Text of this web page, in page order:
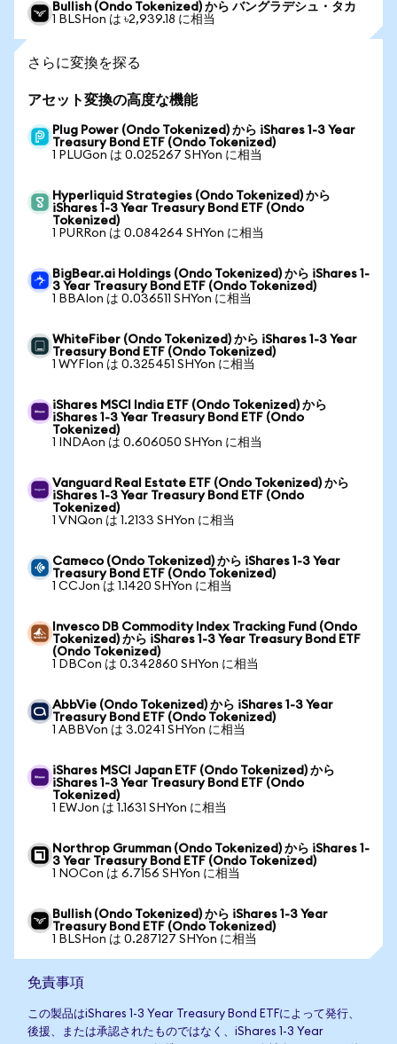
Bullish (Ondo Tokenized) から バングラデシュ・タカ
1 BLSHon は ৳2,939.18 に相当
さらに変換を探る
アセット変換の高度な機能
Plug Power (Ondo Tokenized) から iShares 1-3 Year
Treasury Bond ETF (Ondo Tokenized)
1 PLUGon は 0.025267 SHYon に相当
Hyperliquid Strategies (Ondo Tokenized) から
iShares 1-3 Year Treasury Bond ETF (Ondo
Tokenized)
1 PURRon は 0.084264 SHYon に相当
BigBear.ai Holdings (Ondo Tokenized) から iShares 1-
3 Year Treasury Bond ETF (Ondo Tokenized)
1 BBAIon は 0.036511 SHYon に相当
WhiteFiber (Ondo Tokenized) から iShares 1-3 Year
Treasury Bond ETF (Ondo Tokenized)
1 WYFIon は 0.325451 SHYon に相当
iShares MSCI India ETF (Ondo Tokenized) から
iShares 1-3 Year Treasury Bond ETF (Ondo
Tokenized)
1 INDAon は 0.606050 SHYon に相当
Vanguard Real Estate ETF (Ondo Tokenized) から
iShares 1-3 Year Treasury Bond ETF (Ondo
Tokenized)
1 VNQon は 1.2133 SHYon に相当
Cameco (Ondo Tokenized) から iShares 1-3 Year
Treasury Bond ETF (Ondo Tokenized)
1 CCJon は 1.1420 SHYon に相当
Invesco DB Commodity Index Tracking Fund (Ondo
Tokenized) から iShares 1-3 Year Treasury Bond ETF
(Ondo Tokenized)
1 DBCon は 0.342860 SHYon に相当
AbbVie (Ondo Tokenized) から iShares 1-3 Year
Treasury Bond ETF (Ondo Tokenized)
1 ABBVon は 3.0241 SHYon に相当
iShares MSCI Japan ETF (Ondo Tokenized) から
iShares 1-3 Year Treasury Bond ETF (Ondo
Tokenized)
1 EWJon は 1.1631 SHYon に相当
Northrop Grumman (Ondo Tokenized) から iShares 1-
3 Year Treasury Bond ETF (Ondo Tokenized)
1 NOCon は 6.7156 SHYon に相当
Bullish (Ondo Tokenized) から iShares 1-3 Year
Treasury Bond ETF (Ondo Tokenized)
1 BLSHon は 0.287127 SHYon に相当
免責事項
この製品はiShares 1-3 Year Treasury Bond ETFによって発行、
後援、または承認されたものではなく、iShares 1-3 Year